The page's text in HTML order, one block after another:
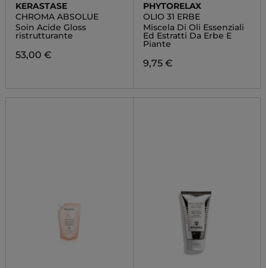
KERASTASE
CHROMA ABSOLUE
Soin Acide Gloss
ristrutturante
53,00 €
PHYTORELAX
OLIO 31 ERBE
Miscela Di Oli Essenziali
Ed Estratti Da Erbe E
Piante
9,75 €